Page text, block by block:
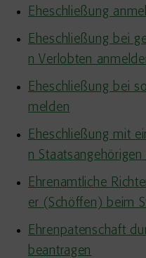
Eheschließung
Eheschließung bei
n Verlobten
Eheschließung bei
melden
Eheschließung mit
n Staatsangehörigen
Ehrenamtliche
er (Schöffen) beim
Ehrenpatenschaft
beantragen